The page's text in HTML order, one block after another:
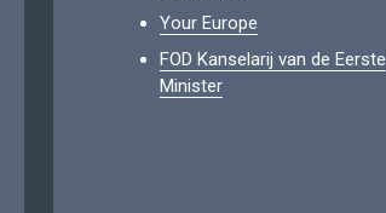
Your Europe
FOD Kanselarij van de Eerste
Minister